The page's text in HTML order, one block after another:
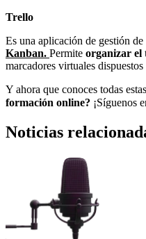
Trello
Es una aplicación de gestión de
Kanban. Permite organizar el
marcadores virtuales
Y ahora que conoces todas
formación online? ¡Síguenos
Noticias